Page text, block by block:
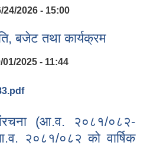
24/2026 - 15:00
बजेट तथा कार्यक्रम
01/2025 - 11:44
(आ.व. २०८१/०८२-
२०८१/०८२ को वार्षिक